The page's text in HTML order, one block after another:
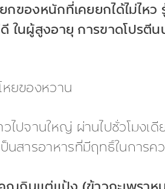
กของหนักที่เคยยกได้ไม่ไห
ในผู้สูงอายุ การขาดโปรตี
หยของหวาน
วไปจานใหญ่ ผ่านไปชั่วโมงเ
นสารอาหารที่มีฤทธิ์ในการค